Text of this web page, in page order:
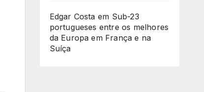
Edgar Costa em Sub-23
portugueses entre os melhores
da Europa em França e na
Suíça